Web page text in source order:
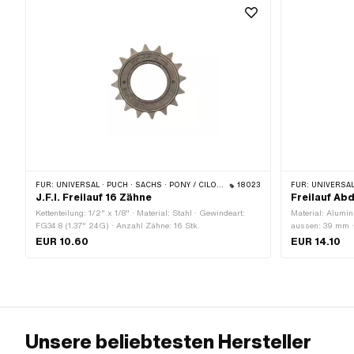
FÜR: UNIVERSAL · PUCH · SACHS · PONY / CILO (BETA 521 & 512) 18023
J.F.I. Freilauf 16 Zähne
Kettenteilung: 1/2" x 1/8" · Material: Stahl · Gewindeart:
FG34.8 (1.37" 24G) · Anzahl Zähne: 16 Stk.
EUR 10.60
FÜR: UNIVERSAL ·
Freilauf
Material:
aussen: 39 mm
EUR 14.10
Unsere beliebtesten Hersteller